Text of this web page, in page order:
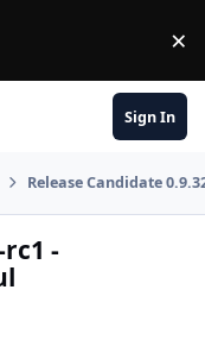
×
Sign In
Release Candidate
rc1 -